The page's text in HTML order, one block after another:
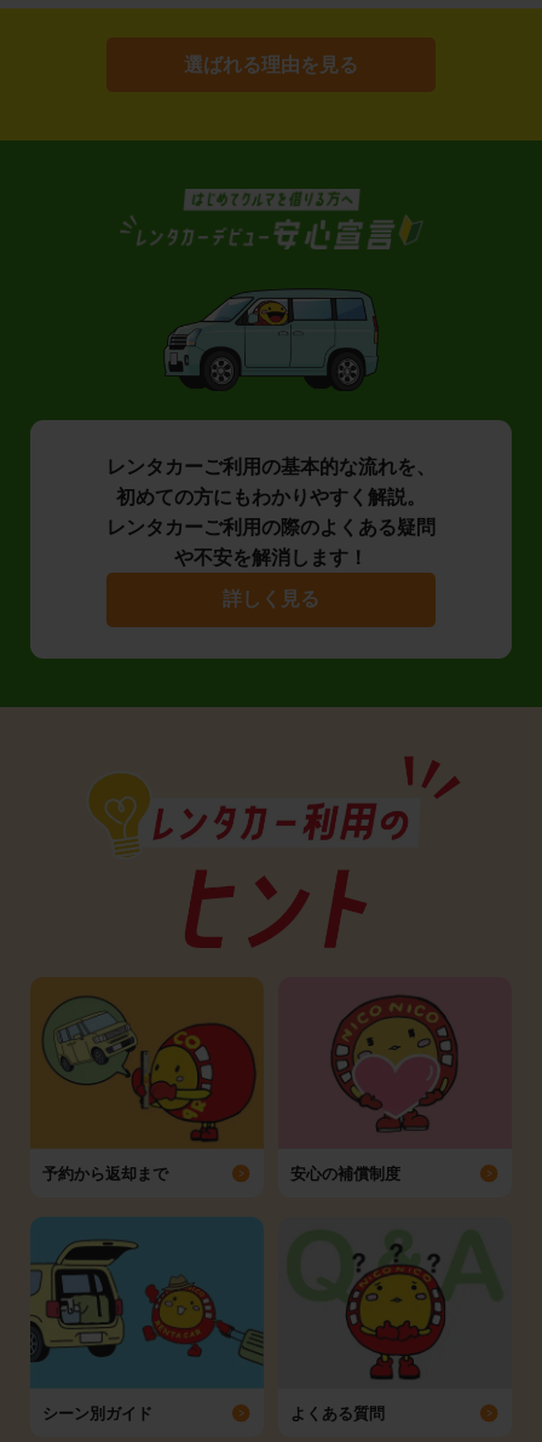
選ばれる理由を見る
レンタカーご利用の基本的な流れを、
初めての方にもわかりやすく解説。
レンタカーご利用の際のよくある疑問
や不安を解消します！
詳しく見る
予約から返却まで 安心の補償制度
シーン別ガイド よくある質問